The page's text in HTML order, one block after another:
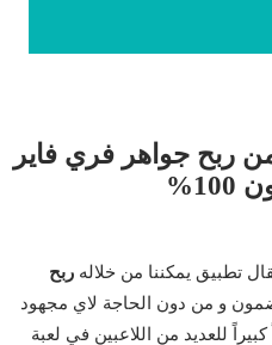
ربح جواهر فري فاير
تطبيق يمكننا من خلاله ربح
و من دون الحاجة لاي مجهود
للعديد من اللاعبين في لعبة